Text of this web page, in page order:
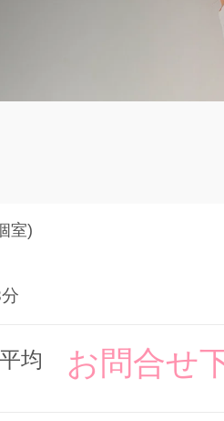
室)
均 お問合せ